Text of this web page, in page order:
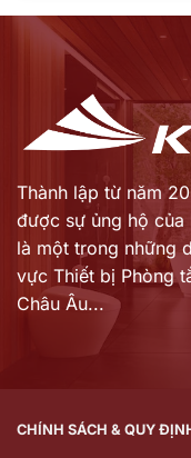
Thành lập từ năm
được sự ủng hộ của
là một trong những
vực Thiết bị Phòng
Châu Âu...
CHÍNH SÁCH & QUY